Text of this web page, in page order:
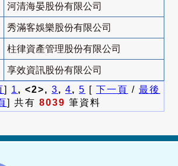
河清海晏股份有限公司
秀滿客娛樂股份有限公司
柱律資產管理股份有限公司
享效資訊股份有限公司
] 1 , <2>, 3, 4, 5 [ 下一頁 / 最後
] 共有 8039 筆資料